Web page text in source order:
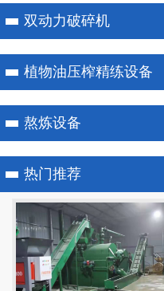
双动力破碎机
植物油压榨精练设备
熬炼设备
热门推荐